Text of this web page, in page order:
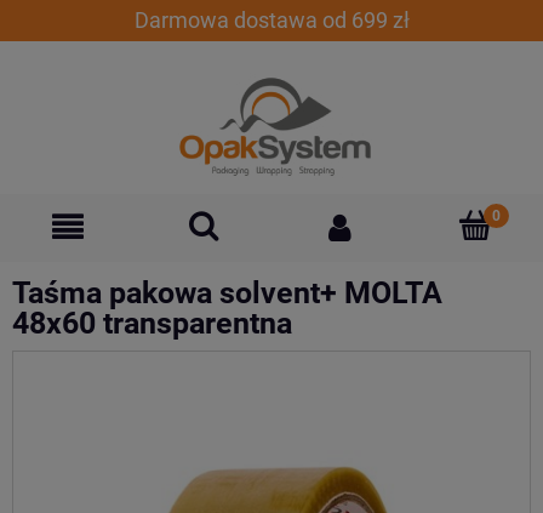
Darmowa dostawa od 699 zł
Taśma pakowa solvent+ MOLTA
48x60 transparentna